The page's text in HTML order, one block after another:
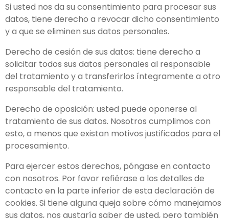
Si usted nos da su consentimiento para procesar sus
datos, tiene derecho a revocar dicho consentimiento
y a que se eliminen sus datos personales.
Derecho de cesión de sus datos: tiene derecho a
solicitar todos sus datos personales al responsable
del tratamiento y a transferirlos íntegramente a otro
responsable del tratamiento.
Derecho de oposición: usted puede oponerse al
tratamiento de sus datos. Nosotros cumplimos con
esto, a menos que existan motivos justificados para el
procesamiento.
Para ejercer estos derechos, póngase en contacto
con nosotros. Por favor refiérase a los detalles de
contacto en la parte inferior de esta declaración de
cookies. Si tiene alguna queja sobre cómo manejamos
sus datos, nos gustaría saber de usted, pero también